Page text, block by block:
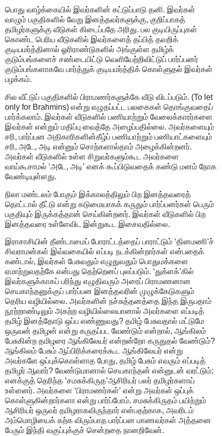
பொது வாழ்க்கையில் இவர்களின் கட்டுப்பாடு தனி. இவர்கள்
வாழும் பகுதிகளில் வேறு இனத்தவர்களுக்கு, குறிப்பாகத்
தமிழர்களுக்கு வீடுகள் கிடைப்பதே அரிது. பல குடியிருப்புகள்
கொண்ட பெரிய வீடுகளில் இவர்களைத் தப்பித் தவறிக்
குடியமர்த்தினால் ஓரிராண்டுகளில் அங்குள்ள தமிழ்க்
குடும்பங்களைச் சண்டையிட்டு வெளியேற்றிவிட்டுப் பார்ப்பனர்
குடும்பங்களாகவே பார்த்துக் குடியமர்த்திக் கொள்ளுதல் இவர்கள்
பழக்கம்.
சில வீட்டுப் பகுதிகளில் பிராமணர்களுக்கே வீடு விடப்படும். (To let
only for Brahmins) என்று எழுதப்பட்ட பலகைகள் தொங்குவதைப்
பார்க்கலாம். இவர்கள் வீடுகளில் பணியாற்றும் வேலைக்காரர்களை
இவர்கள் என்றும் மதிப்பு வைத்தே அழைப்பதில்லை. அவர்களையும்
சரி, பார்ப்பன அதிகாரிகளின்கீழ்ப் பணியாற்றும் பணியாட்களையும்
சரி, அடே, அடி என்னும் சொற்களால்தாம் அழைக்கின்றனர்.
அவர்கள் வீடுகளில் உள்ள சிறுவர்களும்கூட அவர்களை
வாய்கூசாமல் ‘அடே, அடி’ எனக் கூப்பிடுவதைக் கண்டு மனம் நோக
வேண்டியுள்ளது.
நிலா மண்டலம் போகும் இக்காலத்திலும் பிற இனத்தவரைத்
தொட்டால் தீட்டு என்று கடுமையாகக் கருதும் பார்ப்பனர்கள் பெரும்
பகுதியும் இருக்கத்தான் செய்கின்றனர். இவர்கள் வீடுகளில் பிற
இனத்தவரை உள்ளேவிட இன்றுகூட இசைவதில்லை.
இராசாசியின் தீண்டாமைப் போராட்டத்தைப் பாராட்டும் ‘தினமணி’ச்
சிவராமன்கள் இவ்வகையில் எப்படி நடக்கின்றார்கள் என்பதைக்
கண்டால், இவர்கள் பேசுவதும் எழுதுவதும் பொதுமக்களை
ஏமாற்றுவதற்கே என்பது தெற்றெனப் புலப்படும். ‘துக்ளக்’கில்
இவர்களுக்காகப் பரிந்து எழுதிவரும் அரைப் பிராமணனான
செயகாந்தனுக்குப் பார்ப்பன இனத்தவரின் முழுக்கேடுகளும்
தெரிய வழியில்லை. அவர்களின் நச்சுத்தனத்தை இந்த இருபதாம்
நூற்றாண்டிலும் அகற்ற வழியில்லையானால் அவர்களை எப்படித்
தமிழ் இனத்தோடு ஒப்ப எண்ணுவது? தமிழ் பேசுவதால் மட்டுமே
ஒருவன் தமிழன் என்று கருதப்பட வேண்டும் என்றால், ஆங்கிலம்
பேசுகின்ற தமிழரை ஆங்கிலேயர் என்றன்றோ கருதுதல் வேண்டும்?
ஆங்கிலம் பேசும் ஆப்பிரிக்கரைக்கூட ஆங்கிலேயர் என்று
அவர்களே ஒப்புக்கொள்ளாத போது, தமிழ் பேசும் எவரும் எப்படித்
தமிழர் ஆவார்? வேண்டுமானால் செயகாந்தன் என்னுடன் வரட்டும்;
எனக்குத் தெரிந்த ‘சமசுக்கிருத’ஆசிரியர் பலர் தமிழர்களாய்
உள்ளனர். அவர்களை ‘பிராமணர்கள்’ என்று அவர்கள் ஒப்புக்
கொள்ளுகின்றார்களா என்று பார்ப்போம். சமசுக்கிருதம் பயிற்றும்
ஆசிரியர் ஒருவர் தமிழராகவிருந்தார் என்பதற்காக, அவரிடம்
அம்மொழியைக் கற்க விரும்பாத பார்ப்பன மாணவர்கள் அத்தனை
பேரும் இந்தி வகுப்புக்குச் சென்றதை நானறிவேன்.